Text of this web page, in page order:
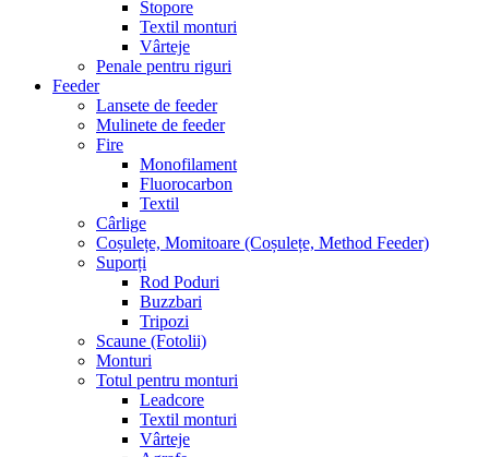
Stopore
Textil monturi
Vârteje
Penale pentru riguri
Feeder
Lansete de feeder
Mulinete de feeder
Fire
Monofilament
Fluorocarbon
Textil
Cârlige
Coșulețe, Momitoare (Coșulețe, Method Feeder)
Suporți
Rod Poduri
Buzzbari
Tripozi
Scaune (Fotolii)
Monturi
Totul pentru monturi
Leadcore
Textil monturi
Vârteje